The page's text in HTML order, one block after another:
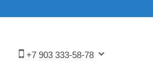
+7 903 333-58-78